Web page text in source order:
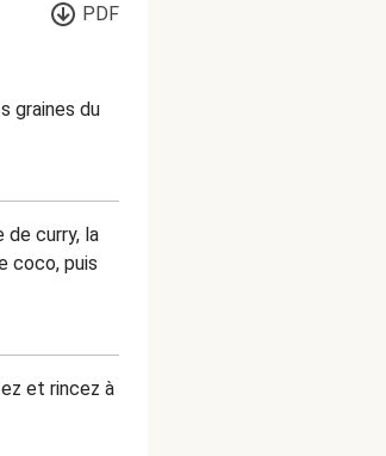
PDF
graines du
de curry, la
coco, puis
et rincez à